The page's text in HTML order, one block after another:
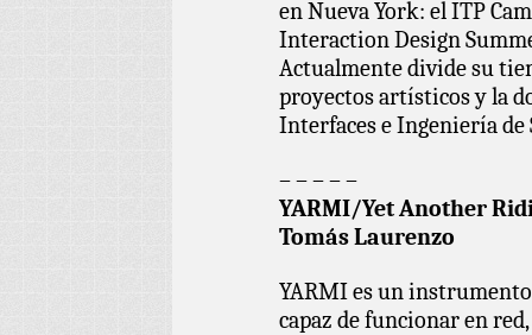
en Nueva York: el ITP
Interaction Design
Actualmente divide su
proyectos artísticos y la
Interfaces e Ingeniería de
– – – – –
YARMI/Yet Another
Tomás Laurenzo
YARMI es un
capaz de funcionar en